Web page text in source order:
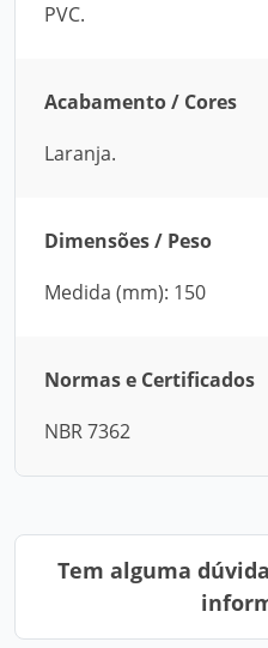
PVC.
Acabamento / Cores
Laranja.
Dimensões / Peso
Medida (mm): 150
Normas e Certificados
NBR 7362
Tem alguma